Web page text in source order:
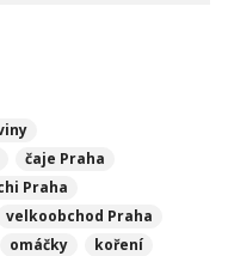
čaje Praha
Praha
velkoobchod Praha
omáčky koření